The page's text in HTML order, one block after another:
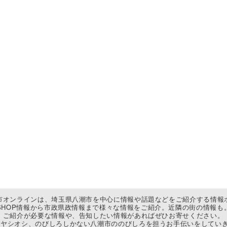
オンラインは、埼玉県八潮市を中心に情報や話題などをご紹介する情報
情報から市政県政情報まで様々な情報をご紹介。近隣の街の情報も。
ご紹介が必要な情報や、告知したい情報があればぜひお寄せください。
シオシ、のびしろしかない八潮市ののびしろを担うお手伝いをしてい